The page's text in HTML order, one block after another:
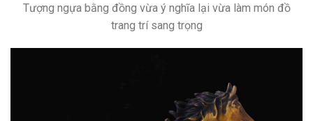
Tượng ngựa bằng đồng vừa ý nghĩa lại vừa làm món đồ
trang trí sang trọng